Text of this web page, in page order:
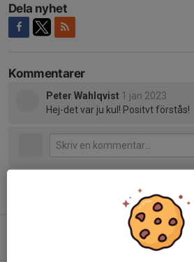
Dela nyhet
Kommentarer
Peter Wahlqvist 1 jan 2023
Hej-det var ju kul! Positvt förstås!
Seriepremiär imorgon 24 April!